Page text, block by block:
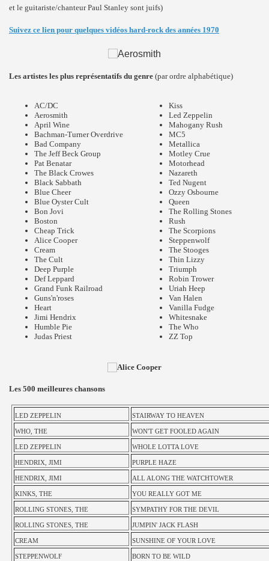
et le guitariste/chanteur Paul Stanley sont juifs)
Suivez ce lien pour quelques vidéos hard-rock des années 1970
Les artistes les plus représentatifs du genre (par ordre alphabétique)
AC/DC
Aerosmith
April Wine
Bachman-Turner Overdrive
Bad Company
The Jeff Beck Group
Pat Benatar
The Black Crowes
Black Sabbath
Blue Cheer
Blue Oyster Cult
Bon Jovi
Boston
Cheap Trick
Alice Cooper
Cream
The Cult
Deep Purple
Def Leppard
Grand Funk Railroad
Guns'n'roses
Heart
Jimi Hendrix
Humble Pie
Judas Priest
Kiss
Led Zeppelin
Mahogany Rush
MC5
Metallica
Motley Crue
Motorhead
Nazareth
Ted Nugent
Ozzy Osbourne
Queen
The Rolling Stones
Rush
The Scorpions
Steppenwolf
The Stooges
Thin Lizzy
Triumph
Robin Trower
Uriah Heep
Van Halen
Vanilla Fudge
Whitesnake
The Who
ZZ Top
Les 500 meilleures chansons
LED ZEPPELIN STAIRWAY TO HEAVEN
WHO, THE WON'T GET FOOLED AGAIN
LED ZEPPELIN WHOLE LOTTA LOVE
HENDRIX, JIMI PURPLE HAZE
HENDRIX, JIMI ALL ALONG THE WATCHTOWER
KINKS, THE YOU REALLY GOT ME
ROLLING STONES, THE SYMPATHY FOR THE DEVIL
ROLLING STONES, THE JUMPIN' JACK FLASH
CREAM SUNSHINE OF YOUR LOVE
STEPPENWOLF BORN TO BE WILD